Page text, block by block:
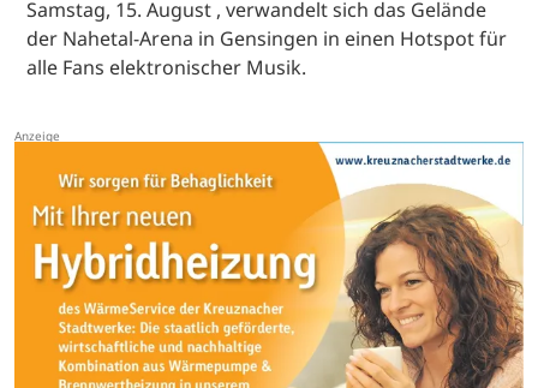
Samstag, 15. August , verwandelt sich das Gelände
der Nahetal-Arena in Gensingen in einen Hotspot für
alle Fans elektronischer Musik.